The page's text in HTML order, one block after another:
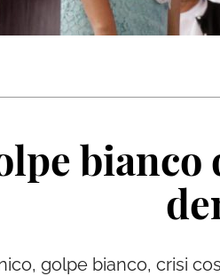
bianco
golpe bianco, crisi